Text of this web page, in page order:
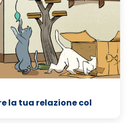
la tua relazione col